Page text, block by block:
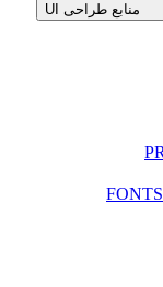
منابع طراحی UI